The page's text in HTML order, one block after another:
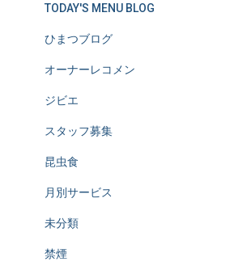
TODAY'S MENU BLOG
ひまつブログ
オーナーレコメン
ジビエ
スタッフ募集
昆虫食
月別サービス
未分類
禁煙